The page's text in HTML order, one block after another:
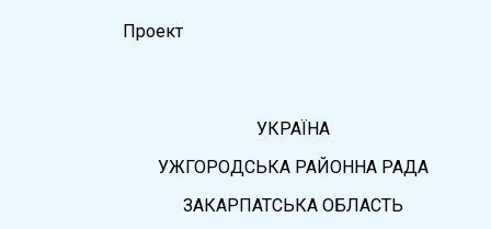
Проект
УКРАЇНА
УЖГОРОДСЬКА РАЙОННА РАДА
ЗАКАРПАТСЬКА ОБЛАСТЬ